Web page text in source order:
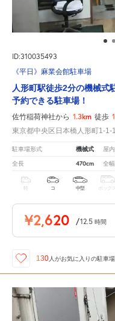
ID:310035493
《平日》麻業会館駐車場
人形町駅徒歩2分の機械式
予約できる駐車場！
佐竹稲荷神社から 1.3km 徒歩
東京都中央区日本橋人形町1-1-
駐車場形式 機械式 屋
全長 470cm 全幅
軽 コ 中型 ボック
¥2,620 /12.5 時間
130 人がお気に入りの駐車場